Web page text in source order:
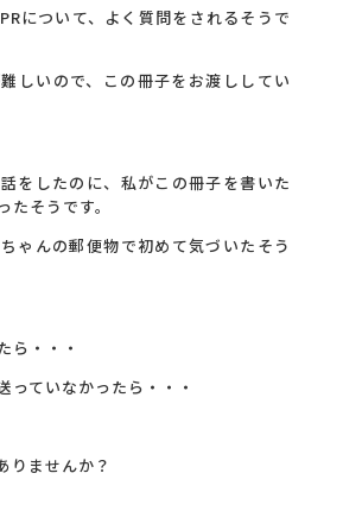
について、よく質問をされるそうで
しいので、この冊子をお渡ししてい
をしたのに、私がこの冊子を書いた
そうです。
ゃんの郵便物で初めて気づいたそう
ら・・・
っていなかったら・・・
りませんか？